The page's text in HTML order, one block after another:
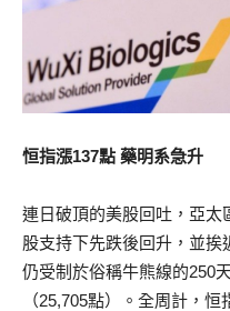
恒指漲137點 藥明系急升
連日破頂的美股回吐，亞太
股支持下先跌後回升，並挨
仍受制於俗稱牛熊線的250
（25,705點）。全周計，